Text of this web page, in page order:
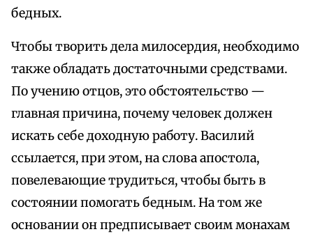
бедных.
Чтобы творить дела милосердия, необходимо
также обладать достаточными средствами.
По учению отцов, это обстоятельство —
главная причина, почему человек должен
искать себе доходную работу. Василий
ссылается, при этом, на слова апостола,
повелевающие трудиться, чтобы быть в
состоянии помогать бедным. На том же
основании он предписывает своим монахам